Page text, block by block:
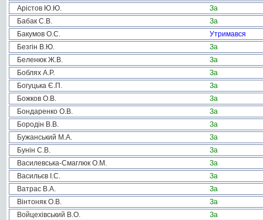
Арістов Ю.Ю.
За
Бабак С.В.
За
Бакумов О.С.
Утримався
Безгін В.Ю.
За
Беленюк Ж.В.
За
Боблях А.Р.
За
Богуцька Є.П.
За
Божков О.В.
За
Бондаренко О.В.
За
Бородін В.В.
За
Бужанський М.А.
За
Бунін С.В.
За
Василевська-Смаглюк О.М.
За
Васильєв І.С.
За
Ватрас В.А.
За
Вінтоняк О.В.
За
Войцехівський В.О.
За